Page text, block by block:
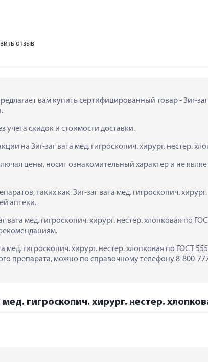
отзыв
вам купить сертифицированный товар - Зиг-
учета скидок и стоимости доставки.
на Зиг-заг вата мед. гигроскопич. хирург. нестер.
цены, носит ознакомительный характер и не
таких как  Зиг-заг вата мед. гигроскопич.
аптеки.
вата мед. гигроскопич. хирург. нестер. хлопковая по
мед. гигроскопич. хирург. нестер. хлопковая по ГОСТ
препарата, можно по справочному телефону 8-800-
мед. гигроскопич. хирург. нестер.